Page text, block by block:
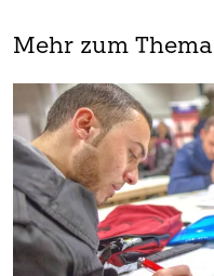
Mehr zum Thema